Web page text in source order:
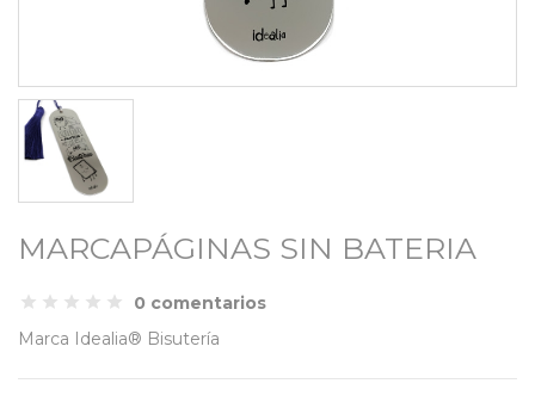
MARCAPÁGINAS SIN BATERIA
0 comentarios
Marca Idealia® Bisutería